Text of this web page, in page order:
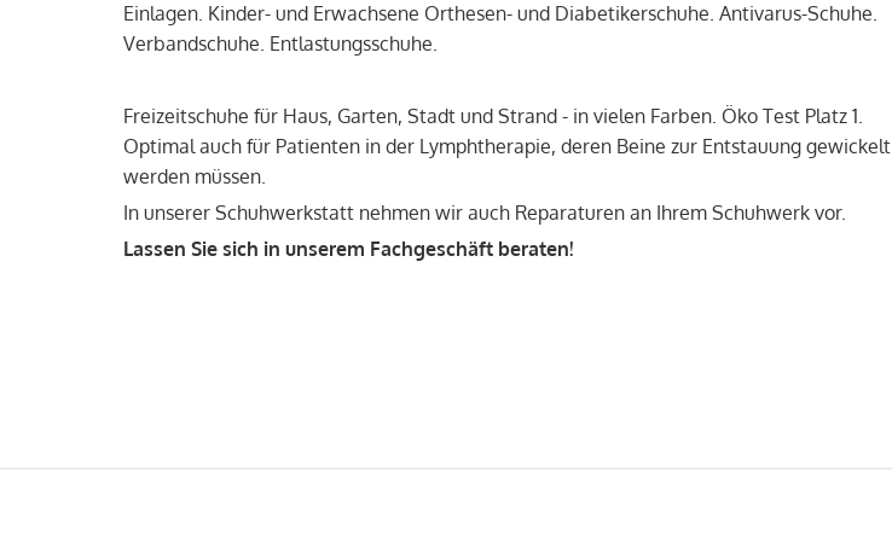
Einlagen. Kinder- und Erwachsene Orthesen- und Diabetikerschuhe. Antivarus-Schuhe.
Verbandschuhe. Entlastungsschuhe.
Freizeitschuhe für Haus, Garten, Stadt und Strand - in vielen Farben. Öko Test Platz 1.
Optimal auch für Patienten in der Lymphtherapie, deren Beine zur Entstauung gewickelt
werden müssen.
In unserer Schuhwerkstatt nehmen wir auch Reparaturen an Ihrem Schuhwerk vor.
Lassen Sie sich in unserem Fachgeschäft beraten!